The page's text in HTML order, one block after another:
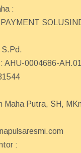
:
S.Pd.
AHU-0004686-
Maha Putra, SH,
: